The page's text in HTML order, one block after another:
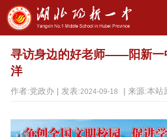
寻访身边的好老师——阳新一
洋
作者:党政办 | 发表:2024-09-18 | 来源:本站